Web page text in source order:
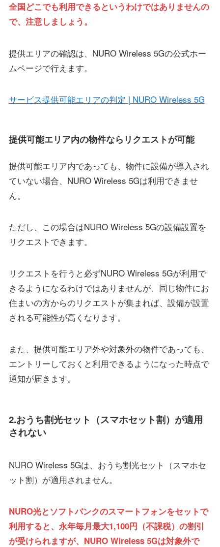
全国どこでも利用できるというわけではありませんの
で、注意しましょう。
提供エリアの確認は、NURO Wireless 5Gの公式ホー
ムページで行えます。
サービス提供可能エリアの判定 | NURO Wireless 5G
提供可能エリア内の物件ならリクエストが可能
提供可能エリア内であっても、物件に設備が導入され
ていない場合、NURO Wireless 5Gは利用できませ
ん。
ただし、この場合はNURO Wireless 5Gの設備設置を
リクエストできます。
リクエストを行うと必ずNURO Wireless 5Gが利用で
きるようになるわけではありませんが、同じ物件にお
住まいの方からのリクエストが集まれば、設備が設置
される可能性が高くなります。
また、提供可能エリア外や対象外の物件であっても、
エントリーしておくと利用できるようになった時点で
通知が届きます。
2.おうち割光セット（スマホセット割）が適用
されない
NURO Wireless 5Gは、おうち割光セット（スマホセ
ット割）が適用されません。
NURO光とソフトバンクのスマートフォンをセットで
利用すると、永年毎月最大1,100円（不課税）の割引
が受けられますが、NURO Wireless 5Gは対象外で